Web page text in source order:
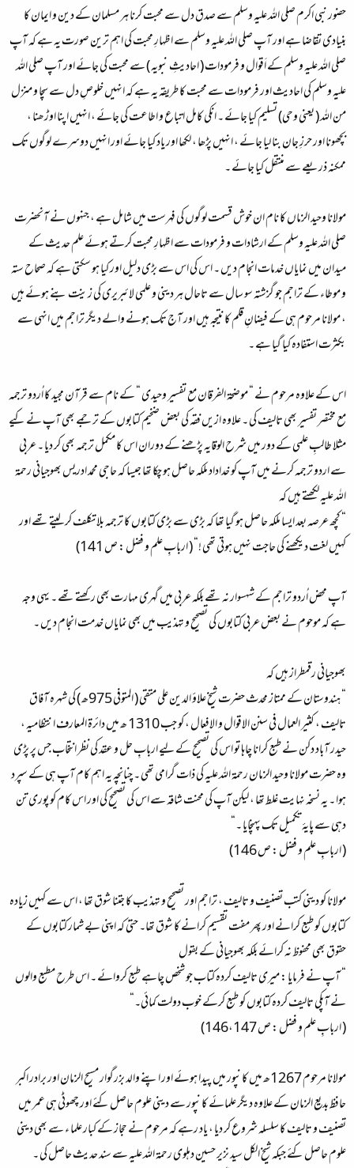
حضور نبی اکرم صلی اللہ علیہ وسلم سے صدق دل سے محبت کرنا ہر مسلمان کے دین و ایمان کا
بنیادی تقاضا ہے اور آپ صلی اللہ علیہ وسلم سے اظہارِ محبت کی اہم ترین صورت یہ ہے کہ آپ
صلی اللہ علیہ وسلم کے اَقوال و فرمودات ( احادیثِ نبویہ ) سے محبت کی جائے اور آپ صلی اللہ
علیہ وسلم کی احادیث اور فرمودات سے محبت کا طریقہ یہ ہے کہ انہیں خلوصِ دل سے سچا و منزل
من اللہ ( یعنی وحی) تسلیم کیا جائے ۔ انکی کامل اتباع و اطاعت کی جائے ، انہیں اپنا اوڑھنا ،
بچھونا اور حرزِ جان بنا لیا جائے ، انہیں پڑھا ، لکھا اور یاد کیا جائے اور انہیں دوسرے لوگوں تک
ممکنہ ذریعے سے منتقل کیا جائے ۔
مولانا وحید الزماں کا نام ان خوش قسمت لوگوں کی فہرست میں شامل ہے ، جنہوں نے آنحضرت
صلی اللہ علیہ وسلم کے ارشادات و فرمودات سے اظہارِ محبت کرتے ہوئے علم حدیث کے
میدان میں نمایاں خدمات انجام دیں ۔ اس کی اس سے بڑی دلیل اور کیا ہو سکتی ہے کہ صحاح ستہ
و موطاء کے تراجم جو گزشتہ سو سال سے تاحال ہر دینی و علمی لائبریری کی زینت بنے ہوئے ہیں
، مولانا مرحوم ہی کے فیضانِ قلم کا نتیجہ ہیں اور آج تک ہونے والے دیگر تراجم میں انہی سے
بکثرت استفادہ کیا گیا ہے ۔
اس کے علاوہ مرحوم نے “ موضحۃ الفرقان مع تفسیر وحیدی “ کے نام سے قرآن مجید کا اُردو ترجمہ
مع مختصر تفسیر بھی تالیف کی ۔ علاوہ ازیں فقہ کی بعض ضخیم کتابوں کے ترجمے بھی آپ نے کیے
مثلا طالبِ علمی کے دور میں شرح الوقایہ پڑھنے کے دوران اس کا مکمل ترجمہ بھی کر دیا ۔ عربی
سے اردو ترجمہ کرنے میں آپ کو خداداد ملکہ حاصل ہو چکا تھا جیسا کہ حاجی محمد ادریس بھوجیانی رحمۃ
اللہ علیہ لکھتے ہیں کہ
“ کچھ عرصہ بعد ایسا ملکہ حاصل ہو گیا تھا کہ بڑی سے بڑی کتابوں کا ترجمہ بلا تکلف کر لیتے تھے اور
کہیں لغت دیکھنے کی حاجت نہیں ہوتی تھی !“ ( اربابِ علم و فضل : ص 141)
آپ محض اُردو تراجم کے شہسوار نہ تھے بلکہ عربی میں گہری مہارت بھی رکھتے تھے ۔ یہی وجہ
ہے کہ موحوم نے بعض عربی کتابوں کی تصحیح و تہذیب میں بھی نمایاں خدمت انجام دیں ۔
بھوجیانی رقمطراز ہیں کہ
“ ہندوستان کے ممتاز محدث حضرت شیخ علاؤ الدین علی متقی ( المتوفی 975ھ ) کی شہرہ آفاق
تالیف ، کثیر العمال فی سنن الاقوال و الافعال ، کو جب 1310 ھ میں دائرۃ المعارف انتظامیہ ،
حیدر آباد دکن نے طبع کرانا چاہا تو اس کی تصحیح کے لیے اربابِ حل و عقد کی نظر انتخاب جس پر پڑی
وہ حضرت مولانا وحید الزمان رحمۃ اللہ علیہ کی ذات گرامی تھی ۔ چنانچہ یہ اہم کام آپ ہی کے سپرد
ہوا ۔ یہ نسخہ نہایت غلط تھا ، لیکن آپ کی محنت شاقہ سے اس کی تصحیح کی اور اس کام کو پوری تن
دہی سے پایہٴ تکمیل تک پہنچایا ۔“
( اربابِ علم و فضل : ص 146)
مولانا کو دینی کتب تصنیف و تالیف ، تراجم اور تصحیح و تہذیب کا جتنا شوق تھا ، اس سے کہیں زیادہ
کتابوں کو طبع کرانے اور پھر مفت تقسیم کرانے کا شوق تھا۔ حتیٰ کہ اپنی بے شمار کتابوں کے
حقوق بھی محفوظ نہ کرائے بلکہ بھوجیانی کے بقول
“ آپ نے فرمایا : میری تالیف کردہ کتاب جو شخص چاہے طبع کروائے ۔ اس طرح مطبع والوں
نے آپکی تالیف کردہ کتابوں کو طبع کرکے خوب دولت کمائی۔“
( اربابِ علم و فضل : ص 146،147)‌
مولانا مرحوم 1267ھ میں کانپور میں پیدا ہوئے اور اپنے والد بزرگوار مسیح الزمان اور برادر اکبر
حافظ بدیع الزمان کے علاوہ دیگر علمائے کانپور سے دینی علوم حاصل کئے اور چھوٹی ہی عمر میں
تصنیف و تالیف کا سلسلہ شروع کر دیا ، یاد رہے کہ مرحوم نے حجاز کے کبار علما ء سے بھی دینی
علوم حاصل کئے جبکہ شیخ الکل سید نزیر حسین دہلوی رحمۃ اللہ علیہ سے سند حدیث حاصل کی ۔